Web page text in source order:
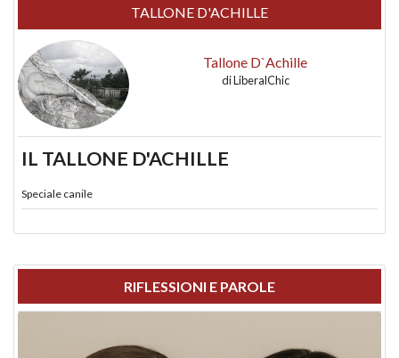
TALLONE D'ACHILLE
Tallone D`Achille
diLiberalChic
IL TALLONE D'ACHILLE
Speciale canile
RIFLESSIONI E PAROLE